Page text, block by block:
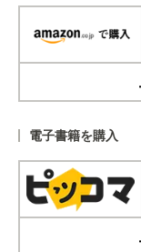
電子書籍を購入